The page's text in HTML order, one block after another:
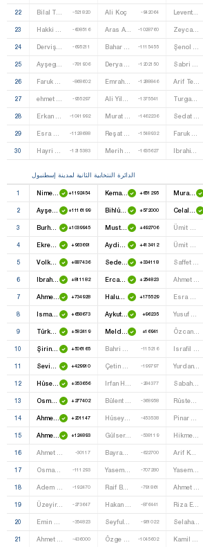
22 -521820 Ali Koç -942064 Levent Akçay
23 -608516 Aras Arslan -1028760 Zeycan Güzelsoy
24 -695211 -1115455
25 Ayşegül Esra Atik -781906 -1202150
26 -868602 Emrah Köksal -1288846
27 -955297 -1375541 Turgay Özcan
28 -1041992 -1462236
29 -1128688 -1548932
30 -1215383 -1635627
الدائرة النتخابية الثانية لمدينة إسطنبول
1 Nimet Çubukçu +1192454 Kemal Kiliçdaroğlu +651295 Murat Başesgioğlu
2 Ayşe Nur Bahçekapili +1116199 Bihlün Tamayligil +572000
3 Burhan Kuzu +1039945 Mustafa Sezgin Tanrikulu +492706
4 Ekrem Erdem +963691 +413412
5 Volkan Bozkir +887436 Sedef Küçük +334118
6 Ibrahim Yiğit +811182 Ercan Cengiz +254823
7 Ahmet Kutalmiş Türkeş +734928 Haluk Eyidoğan +175529
8 Ismail Safi +658673 Aykut Erdoğdu +96235
9 Türkan Dağoğlu +582419 +16941 Özcan Pehlivanoğlu
10 Şirin Ünal +506165 -115216
11 +429910 -199797 Yurdanur Çebi
12 Hüseyin Bürge +353656 -284377 Sabahattin Yildiz
13 Osman Aşkin Bak +277402 -368958 Rüstem Firat
14 Ahmet Haldun Ertürk +201147 Hüseyin Yaşar -453538
15 Ahmet Baha Öğütken +124893 Gülseren Onanç -538119 Hikmet Karaçay
16 -30117 Bayram Güven -622700 Arif Köroğlu
17 Osman Köksal -111293 Yasemin Öney Cankurtaran -707280 Yasemin Yildirim
18 -192470 Raif Balkaroğlu -791861
19 Üzeyir Ilbak -273647 -876441 Riza Erol
20 -354823 -961022 Selahattin Önder
21 -436000 -1045602